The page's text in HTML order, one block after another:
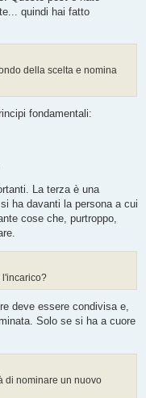
quindi hai fatto
della scelta e nomina
fondamentali:
La terza è una
ha davanti la persona a cui
cose che, purtroppo,
l'incarico?
deve essere condivisa e,
Solo se si ha a cuore
di nominare un nuovo